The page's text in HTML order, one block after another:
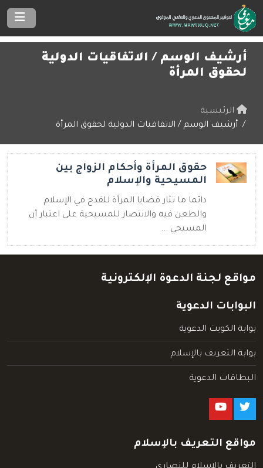
أرشيف الوسم / الاتفاقيات الدولية
لحقوق المرأة
الرئيسية
أرشيف الوسم / الاتفاقيات الدولية لحقوق المرأة
حقوق المرأة وأحكام الزواج بين
المسيحية والإسلام
دائما ما تثار قضايا المرأة للقدح في الإسلام
والطعن فيه والانتصار للمسيحية على اعتبار أن
المسيحي ...
مواقع لجنة الدعوة الإلكترونية
البوابات الدعوية
بوابة الكويت الدعوية
بوابة التعريف بالإسلام
البطاقات الدعوية
مواقع التعريف بالإسلام